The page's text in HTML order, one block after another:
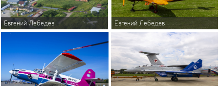
Евгений Лебедев Евгений Лебедев